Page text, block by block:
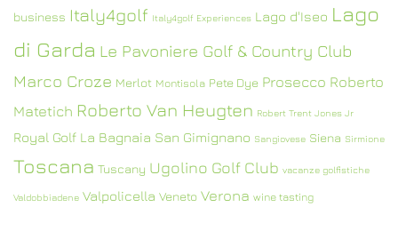
business Italy4golf Italy4golf Experiences Lago d'Iseo Lago
di Garda Le Pavoniere Golf & Country Club
Marco Croze Merlot Montisola Pete Dye Prosecco Roberto
Matetich Roberto Van Heugten Robert Trent Jones Jr
Royal Golf La Bagnaia San Gimignano Sangiovese Siena Sirmione
Toscana Tuscany Ugolino Golf Club vacanze golfistiche
Valdobbiadene Valpolicella Veneto Verona wine tasting